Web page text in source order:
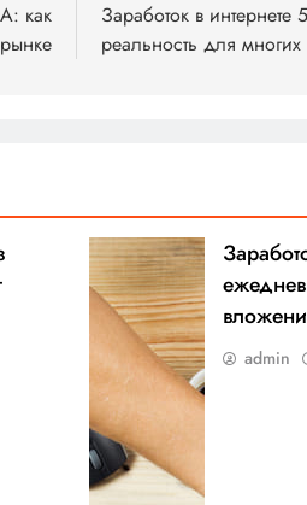
как
Заработок в интернете
реальность для многих
admin